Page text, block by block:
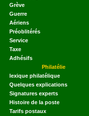
Grève
Guerre
Aériens
Préoblitérés
Service
Taxe
Adhésifs
Philatélie
lexique philatélique
Quelques explications
Signatures experts
Histoire de la poste
Tarifs postaux